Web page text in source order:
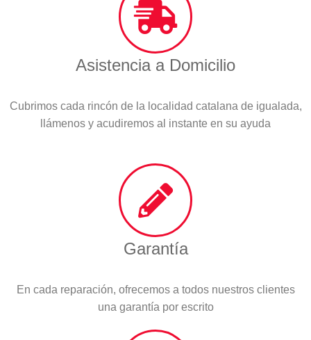
Asistencia a Domicilio
Cubrimos cada rincón de la localidad catalana de igualada,
llámenos y acudiremos al instante en su ayuda
Garantía
En cada reparación, ofrecemos a todos nuestros clientes
una garantía por escrito